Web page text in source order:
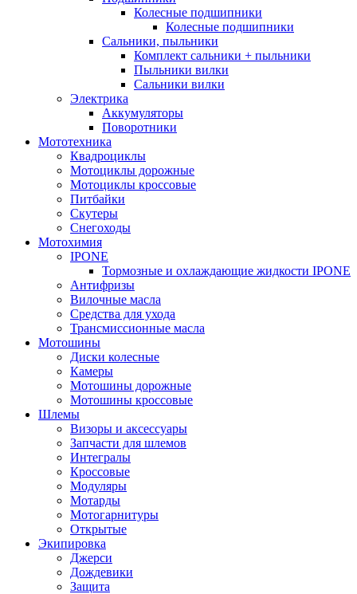
Колесные подшипники
Колесные подшипники
Сальники, пыльники
Комплект сальники + пыльники
Пыльники вилки
Сальники вилки
Электрика
Аккумуляторы
Поворотники
Мототехника
Квадроциклы
Мотоциклы дорожные
Мотоциклы кроссовые
Питбайки
Скутеры
Снегоходы
Мотохимия
IPONE
Тормозные и охлаждающие жидкости IPONE
Антифризы
Вилочные масла
Средства для ухода
Трансмиссионные масла
Мотошины
Диски колесные
Камеры
Мотошины дорожные
Мотошины кроссовые
Шлемы
Визоры и аксессуары
Запчасти для шлемов
Интегралы
Кроссовые
Модуляры
Мотарды
Мотогарнитуры
Открытые
Экипировка
Джерси
Дождевики
Защита